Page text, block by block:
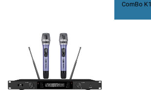
ComBo K1